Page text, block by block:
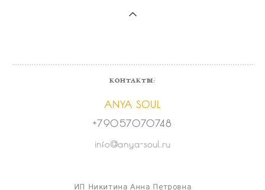
КОНТАКТЫ:
ANYA SOUL
+79057070748
info@anya-soul.ru
ИП Никитина Анна Петровна